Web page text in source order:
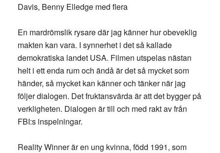
Davis, Benny Elledge med flera
En mardrömslik rysare där jag känner hur obeveklig
makten kan vara. I synnerhet i det så kallade
demokratiska landet USA. Filmen utspelas nästan
helt i ett enda rum och ändå är det så mycket som
händer, så mycket kan känner och tänker när jag
följer dialogen. Det fruktansvärda är att det bygger på
verkligheten. Dialogen är till och med rakt av från
FBI:s inspelningar.
Reality Winner är en ung kvinna, född 1991, som